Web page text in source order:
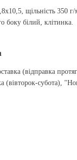
щільність 350
боку білий, клітинка.
(відправка
(вівторок-субота),